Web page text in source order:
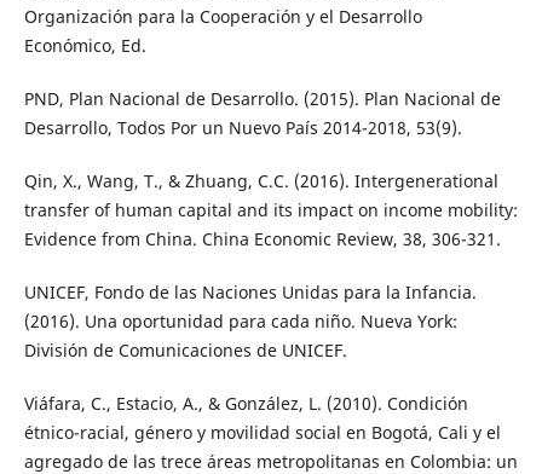
Organización para la Cooperación y el Desarrollo
Económico, Ed.
PND, Plan Nacional de Desarrollo. (2015). Plan Nacional de
Desarrollo, Todos Por un Nuevo País 2014-2018, 53(9).
Qin, X., Wang, T., & Zhuang, C.C. (2016). Intergenerational
transfer of human capital and its impact on income mobility:
Evidence from China. China Economic Review, 38, 306-321.
UNICEF, Fondo de las Naciones Unidas para la Infancia.
(2016). Una oportunidad para cada niño. Nueva York:
División de Comunicaciones de UNICEF.
Viáfara, C., Estacio, A., & González, L. (2010). Condición
étnico-racial, género y movilidad social en Bogotá, Cali y el
agregado de las trece áreas metropolitanas en Colombia: un